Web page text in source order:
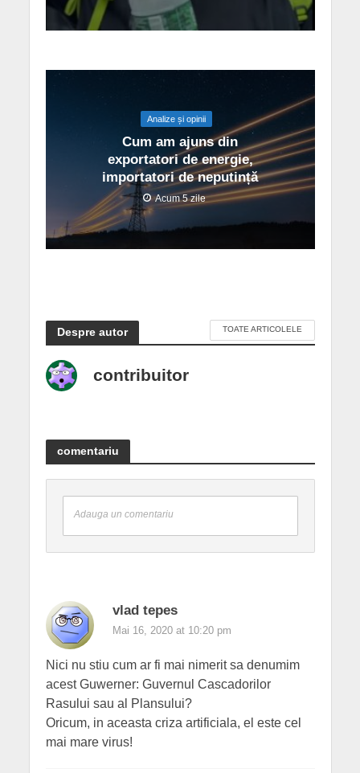
Analize și opinii
Cum am ajuns din
exportatori de energie,
importatori de neputință
Acum 5 zile
Despre autor TOATE ARTICOLELE
contribuitor
comentariu
Adauga un comentariu
vlad tepes
Mai 16, 2020 at 10:20 pm
Nici nu stiu cum ar fi mai nimerit sa denumim
acest Guwerner: Guvernul Cascadorilor
Rasului sau al Plansului?
Oricum, in aceasta criza artificiala, el este cel
mai mare virus!